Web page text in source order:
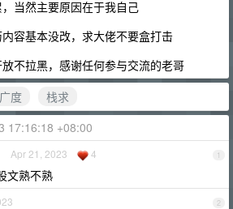
当然主要原因在于我自己
容基本没改，求大佬不要盒打击
不拉黑，感谢任何参与交流的老哥
广度
栈求
17:16:18 +08:00
1
Apr 21, 2023 4
文熟不熟
2